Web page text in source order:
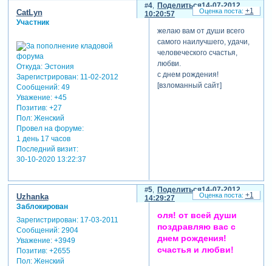
Поделиться
4
14-07-2012
10:20:57
CatLyn
Участник
Откуда:Эстония
Зарегистрирован: 11-02-2012
Сообщений:49
Уважение: +45
Позитив: +27
Пол:Женский
Провел на форуме:
1 день 17 часов
Последний визит:
30-10-2020 13:22:37
желаю вам от души всего
самого наилучшего, удачи,
человеческого счастья,
любви.
с днем рождения!
[взломанный сайт]
+1
Поделиться
5
14-07-2012
14:29:27
Uzhanka
Заблокирован
Зарегистрирован: 17-03-2011
Сообщений:2904
Уважение: +3949
Позитив: +2655
Пол:Женский
оля! от всей души
поздравляю вас с
днем рождения!
счастья и любви!
+1